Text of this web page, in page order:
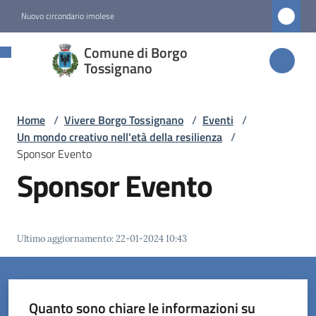
Nuovo circondario imolese
Comune di Borgo
Tossignano
Comune di
Borgo
Amministrazione
Novità
Borgo
Tossignano
Home / Vivere Borgo Tossignano / Eventi /
Un mondo creativo nell'età della resilienza /
Sponsor Evento
Sponsor Evento
Ultimo aggiornamento:22-01-2024 10:43
Quanto sono chiare le informazioni su